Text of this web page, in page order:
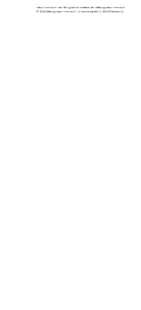
natur+mensch – der Blog ist eine Initiative der Stiftung natur+mensch
© 2024 Stiftung natur+mensch - Johannesstraße 5, 48329 Havixbeck